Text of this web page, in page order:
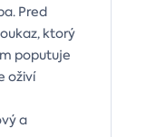
Pred
ktorý
poputuje
oživí
a